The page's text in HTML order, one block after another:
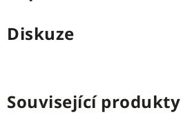
Diskuze
Související produkty